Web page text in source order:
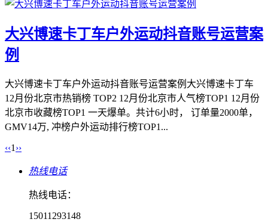
⼤兴博速卡丁⻋户外运动抖音账号运营案
例
⼤兴博速卡丁⻋户外运动抖音账号运营案例⼤兴博速卡丁⻋
12月份北京市热销榜 TOP2 12月份北京市人气榜TOP1 12月份
北京市收藏榜TOP1 一天爆单。共计6小时， 订单量2000单，
GMV14万, 冲榜户外运动排行榜TOP1...
‹‹1 ››
热线电话
热线电话：
15011293148